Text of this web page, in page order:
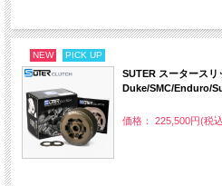
NEW PICK UP
SUTER スータース
Duke/SMC/Enduro/
価格： 225,500円(税